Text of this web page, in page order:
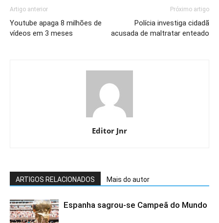
Artigo anterior
Youtube apaga 8 milhões de
vídeos em 3 meses
Próximo artigo
Polícia investiga cidadã
acusada de maltratar enteado
Editor Jnr
ARTIGOS RELACIONADOS Mais do autor
Espanha sagrou-se Campeã do Mundo